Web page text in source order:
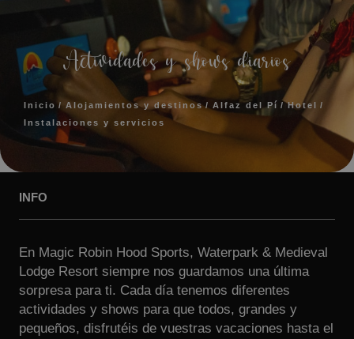
Actividades y shows diarios
Inicio Alojamientos y destinos Alfaz del Pí
Hotel
Instalaciones y servicios
INFO
En Magic Robin Hood Sports, Waterpark & Medieval
Lodge Resort siempre nos guardamos una última
sorpresa para ti. Cada día tenemos diferentes
actividades y shows para que todos, grandes y
pequeños, disfrutéis de vuestras vacaciones hasta el